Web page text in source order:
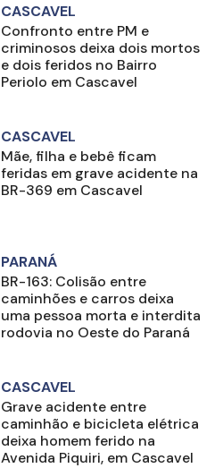
CASCAVEL
Confronto entre PM e
criminosos deixa dois mortos
e dois feridos no Bairro
Periolo em Cascavel
CASCAVEL
Mãe, filha e bebê ficam
feridas em grave acidente na
BR-369 em Cascavel
PARANÁ
BR-163: Colisão entre
caminhões e carros deixa
uma pessoa morta e interdita
rodovia no Oeste do Paraná
CASCAVEL
Grave acidente entre
caminhão e bicicleta elétrica
deixa homem ferido na
Avenida Piquiri, em Cascavel